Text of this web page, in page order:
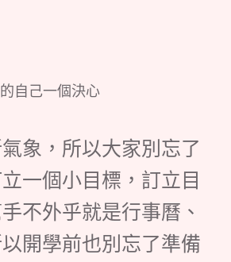
自己一個決心
象，所以大家別忘了
一個小目標，訂立目
不外乎就是行事曆、
開學前也別忘了準備